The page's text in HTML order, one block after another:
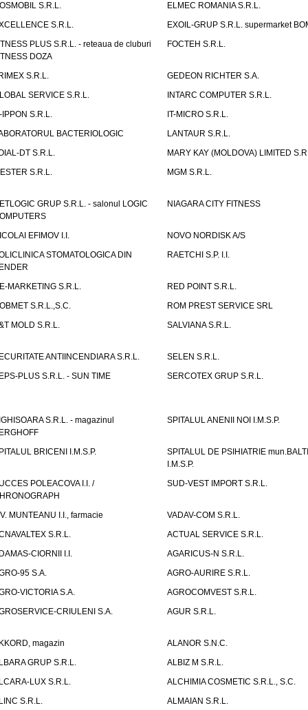
S.R.L.
ELMEC ROMANIA S.R.L.
S.R.L.
EXOIL-GRUP S.R.L. supermarket
PLUS S.R.L. - reteaua de cluburi
DOZA
FOCTEH S.R.L.
S.R.L.
GEDEON RICHTER S.A.
SERVICE S.R.L.
INTARC COMPUTER S.R.L.
IPPON S.R.L.
IT-MICRO S.R.L.
BACTERIOLOGIC
LANTAUR S.R.L.
DT S.R.L.
MARY KAY (MOLDOVA) LIMITED
S.R.L.
MGM S.R.L.
GRUP S.R.L. - salonul LOGIC
NIAGARA CITY FITNESS
EFIMOV I.I.
NOVO NORDISK A/S
STOMATOLOGICA DIN
RAETCHI S.P. I.I.
MARKETING S.R.L.
RED POINT S.R.L.
S.R.L.,S.C.
ROM PREST SERVICE SRL
MOLD S.R.L.
SALVIANA S.R.L.
ANTIINCENDIARA S.R.L.
SELEN S.R.L.
PLUS S.R.L. - SUN TIME
SERCOTEX GRUP S.R.L.
S.R.L. - magazinul
SPITALUL ANENII NOI I.M.S.P.
BRICENI I.M.S.P.
SPITALUL DE PSIHIATRIE mun.BALTI
I.M.S.P.
POLEACOVA I.I. /
SUD-VEST IMPORT S.R.L.
MUNTEANU I.I., farmacie
VADAV-COM S.R.L.
S.R.L.
ACTUAL SERVICE S.R.L.
CIORNII I.I.
AGARICUS-N S.R.L.
95 S.A.
AGRO-AURIRE S.R.L.
VICTORIA S.A.
AGROCOMVEST S.R.L.
CRIULENI S.A.
AGUR S.R.L.
magazin
ALANOR S.N.C.
GRUP S.R.L.
ALBIZ M S.R.L.
LUX S.R.L.
ALCHIMIA COSMETIC S.R.L., S.C.
S.R.L.
ALMAIAN S.R.L.